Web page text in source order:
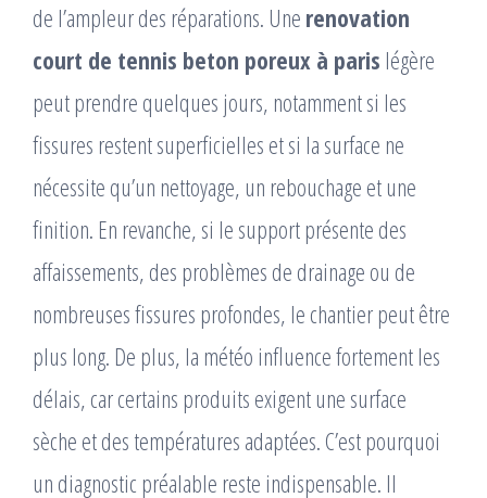
de l’ampleur des réparations. Une renovation
court de tennis beton poreux à paris légère
peut prendre quelques jours, notamment si les
fissures restent superficielles et si la surface ne
nécessite qu’un nettoyage, un rebouchage et une
finition. En revanche, si le support présente des
affaissements, des problèmes de drainage ou de
nombreuses fissures profondes, le chantier peut être
plus long. De plus, la météo influence fortement les
délais, car certains produits exigent une surface
sèche et des températures adaptées. C’est pourquoi
un diagnostic préalable reste indispensable. Il